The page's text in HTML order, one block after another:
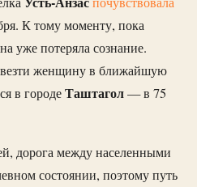
К тому моменту, пока
уже потеряла сознание.
женщину в ближайшую
в городеТаштагол— в 75
дорога между населенными
состоянии, поэтому путь